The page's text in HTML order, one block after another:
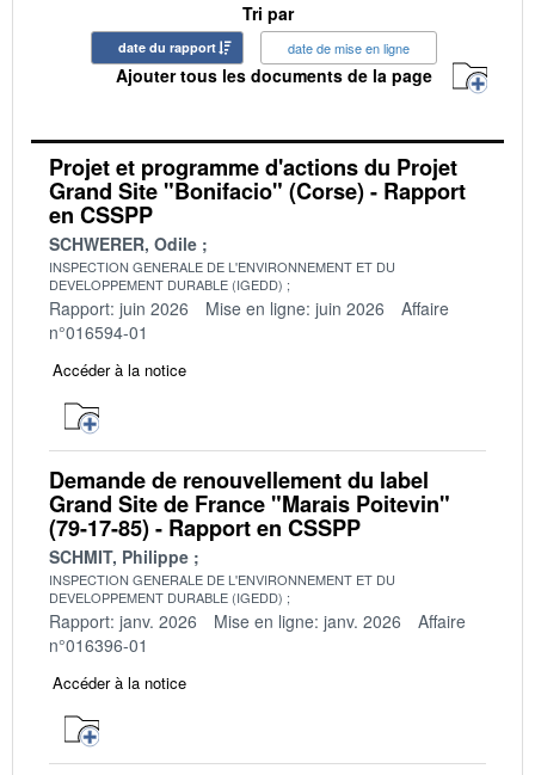
Tri par
date du rapport date de mise en ligne
Ajouter tous les documents de la page
Projet et programme d'actions du Projet
Grand Site "Bonifacio" (Corse) - Rapport
en CSSPP
SCHWERER, Odile
INSPECTION GENERALE DE L'ENVIRONNEMENT ET DU
DEVELOPPEMENT DURABLE (IGEDD)
Rapport: juin 2026 Mise en ligne: juin 2026
Affaire
n°016594-01
Accéder à la notice
Demande de renouvellement du label
Grand Site de France "Marais Poitevin"
(79-17-85) - Rapport en CSSPP
SCHMIT, Philippe
INSPECTION GENERALE DE L'ENVIRONNEMENT ET DU
DEVELOPPEMENT DURABLE (IGEDD)
Rapport: janv. 2026 Mise en ligne: janv. 2026
Affaire
n°016396-01
Accéder à la notice